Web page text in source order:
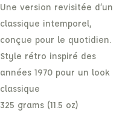
Une version revisitée d’un
classique intemporel,
conçue pour le quotidien.
Style rétro inspiré des
années 1970 pour un look
classique
325 grams (11.5 oz)